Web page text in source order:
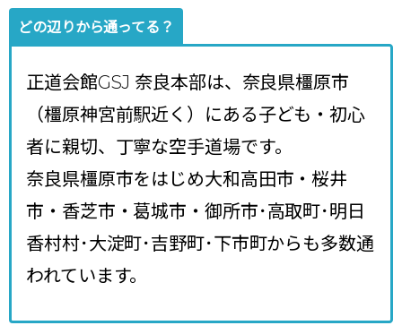
どの辺りから通ってる？
正道会館GSJ 奈良本部は、奈良県橿原市
（橿原神宮前駅近く）にある子ども・初心
者に親切、丁寧な空手道場です。
奈良県橿原市をはじめ大和高田市・桜井
市・香芝市・葛城市・御所市･高取町･明日
香村村･大淀町･吉野町･下市町からも多数通
われています。